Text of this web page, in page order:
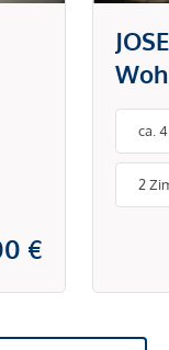
€
ca.
2